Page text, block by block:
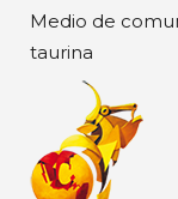
Medio de
taurina